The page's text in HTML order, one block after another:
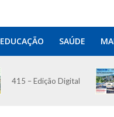
EDUCAÇÃO SAÚDE
415 – Edição Digital